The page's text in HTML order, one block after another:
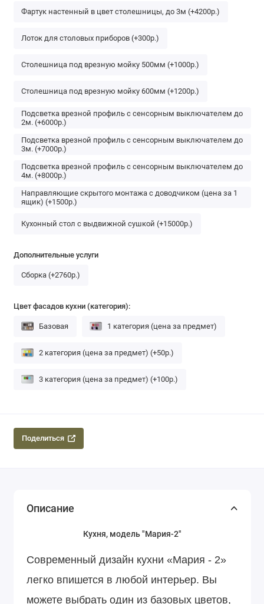
Фартук настенный в цвет столешницы, до 3м (+4200р.)
Лоток для столовых приборов (+300р.)
Столешница под врезную мойку 500мм (+1000р.)
Столешница под врезную мойку 600мм (+1200р.)
Подсветка врезной профиль с сенсорным выключателем до
2м. (+6000р.)
Подсветка врезной профиль с сенсорным выключателем до
3м. (+7000р.)
Подсветка врезной профиль с сенсорным выключателем до
4м. (+8000р.)
Направляющие скрытого монтажа с доводчиком (цена за 1
ящик) (+1500р.)
Кухонный стол с выдвижной сушкой (+15000р.)
Дополнительные услуги
Сборка (+2760р.)
Цвет фасадов кухни (категория):
Базовая 1 категория (цена за предмет)
2 категория (цена за предмет) (+50р.)
3 категория (цена за предмет) (+100р.)
Поделиться
Описание
Кухня, модель "Мария-2"
Современный дизайн кухни «Мария - 2»
легко впишется в любой интерьер. Вы
можете выбрать один из базовых цветов,